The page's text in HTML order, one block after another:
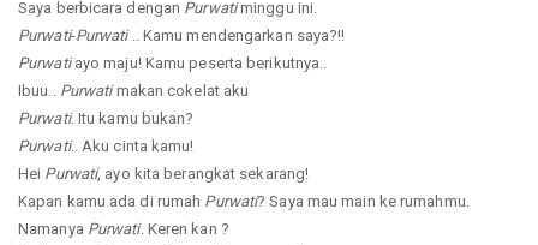
Saya berbicara dengan Purwatiminggu ini.
Purwati-Purwati.. Kamu mendengarkan saya?!!
Purwatiayo maju! Kamu peserta berikutnya..
Ibuu.. Purwatimakan cokelat aku
Purwati. Itu kamu bukan?
Purwati.. Aku cinta kamu!
Hei Purwati, ayo kita berangkat sekarang!
Kapan kamu ada di rumah Purwati? Saya mau main ke rumahmu.
Namanya Purwati. Keren kan ?